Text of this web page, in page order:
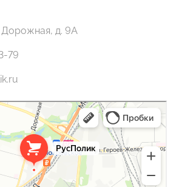
Дорожная, д. 9А
79
в Москве
работы в Москве